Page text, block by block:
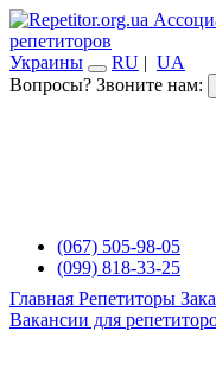
репетиторов
Украины
RU | UA
Вопросы? Звоните нам:
(067) 505-98-05
(099) 818-33-25
Главная Репетиторы
Вакансии для